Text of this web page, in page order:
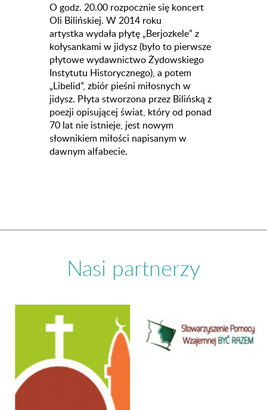
O godz. 20.00 rozpocznie się koncert
Oli Bilińskiej. W 2014 roku
artystka wydała płytę „Berjozkele” z
kołysankami w jidysz (było to pierwsze
płytowe wydawnictwo Żydowskiego
Instytutu Historycznego), a potem
„Libelid”, zbiór pieśni miłosnych w
jidysz. Płyta stworzona przez Bilińską z
poezji opisującej świat, który od ponad
70 lat nie istnieje, jest nowym
słownikiem miłości napisanym w
dawnym alfabecie.
Nasi partnerzy